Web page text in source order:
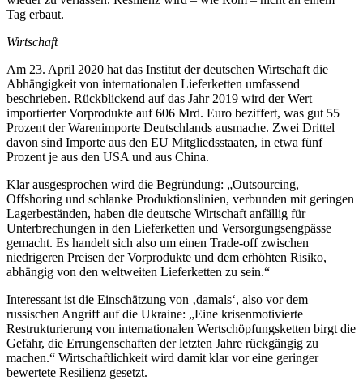
Tag erbaut.
Wirtschaft
Am 23. April 2020 hat das Institut der deutschen Wirtschaft die
Abhängigkeit von internationalen Lieferketten umfassend
beschrieben. Rückblickend auf das Jahr 2019 wird der Wert
importierter Vorprodukte auf 606 Mrd. Euro beziffert, was gut 55
Prozent der Warenimporte Deutschlands ausmache. Zwei Drittel
davon sind Importe aus den EU Mitgliedsstaaten, in etwa fünf
Prozent je aus den USA und aus China.
Klar ausgesprochen wird die Begründung: „Outsourcing,
Offshoring und schlanke Produktionslinien, verbunden mit geringen
Lagerbeständen, haben die deutsche Wirtschaft anfällig für
Unterbrechungen in den Lieferketten und Versorgungsengpässe
gemacht. Es handelt sich also um einen Trade-off zwischen
niedrigeren Preisen der Vorprodukte und dem erhöhten Risiko,
abhängig von den weltweiten Lieferketten zu sein.“
Interessant ist die Einschätzung von ‚damals‘, also vor dem
russischen Angriff auf die Ukraine: „Eine krisenmotivierte
Restrukturierung von internationalen Wertschöpfungsketten birgt die
Gefahr, die Errungenschaften der letzten Jahre rückgängig zu
machen.“ Wirtschaftlichkeit wird damit klar vor eine geringer
bewertete Resilienz gesetzt.